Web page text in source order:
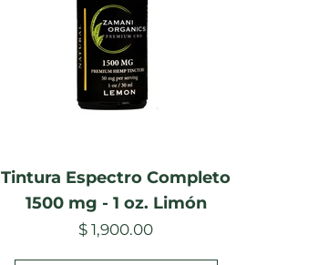
Tintura Espectro Completo
1500 mg - 1 oz. Limón
$ 1,900.00